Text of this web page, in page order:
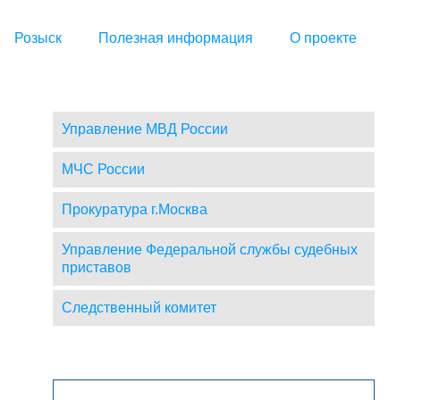
Розыск Полезная информация О проекте
Управление МВД России
МЧС России
Прокуратура г.Москва
Управление Федеральной службы судебных
приставов
Следственный комитет